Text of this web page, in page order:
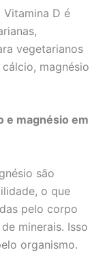
D é
vegetarianos
magnésio
e magnésio em
são
o que
pelo corpo
minerais. Isso
organismo.